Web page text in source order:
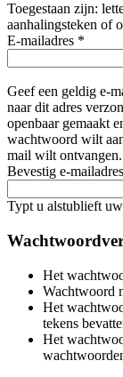
Toegestaan zijn:
aanhalingsteken of
E-mailadres *
Geef een geldig e-
naar dit adres
openbaar gemaakt
wachtwoord wilt
mail wilt ontvangen.
Bevestig e-mailadres
Typt u alstublieft
Het
Wachtwoord
Het
tekens
Het